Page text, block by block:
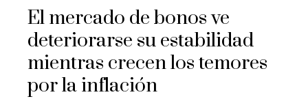
El mercado de bonos ve
deteriorarse su estabilidad
mientras crecen los temores
por la inflación